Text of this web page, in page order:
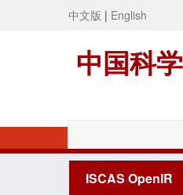
中文版 | English
中国科
ISCAS OpenIR